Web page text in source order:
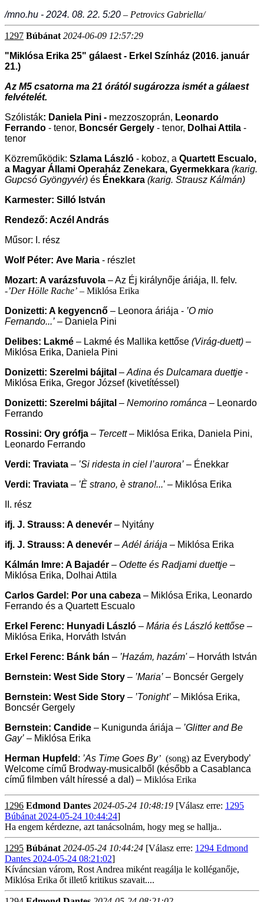
/mno.hu - 2024. 08. 22. 5:20 – Petrovics Gabriella/
1297 Búbánat 2024-06-09 12:57:29
"Miklósa Erika 25" gálaest - Erkel Színház (2016. január
21.)
Az M5 csatorna ma 21 órától sugározza ismét a gálaest
felvételét.
Szólisták: Daniela Pini - mezzoszoprán, Leonardo
Ferrando - tenor, Boncsér Gergely - tenor, Dolhai Attila -
tenor
Közreműködik: Szlama László - koboz, a Quartett Escualo,
a Magyar Állami Operaház Zenekara, Gyermekkara (karig.
Gupcsó Gyöngyvér) és Énekkara (karig. Strausz Kálmán)
Karmester: Silló István
Rendező: Aczél András
Műsor: I. rész
Wolf Péter: Ave Maria - részlet
Mozart: A varázsfuvola – Az Éj királynője áriája, II. felv.
-’Der Hölle Rache’ – Miklósa Erika
Donizetti: A kegyencnő – Leonora áriája - ’O mio
Fernando...’ – Daniela Pini
Delibes: Lakmé – Lakmé és Mallika kettőse (Virág-duett) –
Miklósa Erika, Daniela Pini
Donizetti: Szerelmi bájital – Adina és Dulcamara duettje -
Miklósa Erika, Gregor József (kivetítéssel)
Donizetti: Szerelmi bájital – Nemorino románca – Leonardo
Ferrando
Rossini: Ory grófja – Tercett– Miklósa Erika, Daniela Pini,
Leonardo Ferrando
Verdi: Traviata – ’Si ridesta in ciel l’aurora’ – Énekkar
Verdi: Traviata – ’È strano, è strano!...’ – Miklósa Erika
II. rész
ifj. J. Strauss: A denevér – Nyitány
ifj. J. Strauss: A denevér – Adél áriája – Miklósa Erika
Kálmán Imre: A Bajadér – Odette és Radjami duettje –
Miklósa Erika, Dolhai Attila
Carlos Gardel: Por una cabeza – Miklósa Erika, Leonardo
Ferrando és a Quartett Escualo
Erkel Ferenc: Hunyadi László – Mária és László kettőse –
Miklósa Erika, Horváth István
Erkel Ferenc: Bánk bán – ’Hazám, hazám'– Horváth István
Bernstein: West Side Story – ’Maria’ – Boncsér Gergely
Bernstein: West Side Story – ’Tonight’ – Miklósa Erika,
Boncsér Gergely
Bernstein: Candide – Kunigunda áriája – ’Glitter and Be
Gay’ – Miklósa Erika
Herman Hupfeld : ’As Time Goes By’ (song) az Everybody’
Welcome című Brodway-musicalből (később a Casablanca
című filmben vált híressé a dal) – Miklósa Erika
1296 Edmond Dantes 2024-05-24 10:48:19 [Válasz erre: 1295
Búbánat 2024-05-24 10:44:24]
Ha engem kérdezne, azt tanácsolnám, hogy meg se hallja..
1295 Búbánat 2024-05-24 10:44:24 [Válasz erre: 1294 Edmond
Dantes 2024-05-24 08:21:02]
Kíváncsian várom, Rost Andrea miként reagálja le kolléganője,
Miklósa Erika őt illető kritikus szavait....